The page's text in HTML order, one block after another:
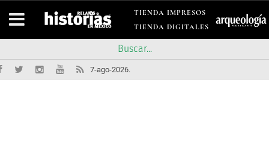
TIENDA IMPRESOS
TIENDA DIGITALES
7-ago-2026.